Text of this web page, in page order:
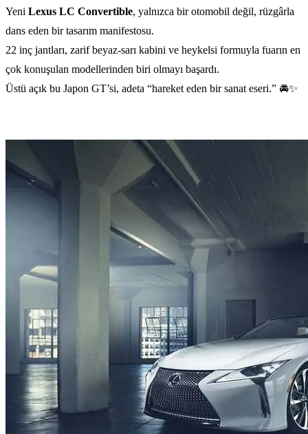
Yeni Lexus LC Convertible, yalnızca bir otomobil değil, rüzgârla
dans eden bir tasarım manifestosu.
22 inç jantları, zarif beyaz-sarı kabini ve heykelsi formuyla fuarın en
çok konuşulan modellerinden biri olmayı başardı.
Üstü açık bu Japon GT’si, adeta “hareket eden bir sanat eseri.” 🚘✨